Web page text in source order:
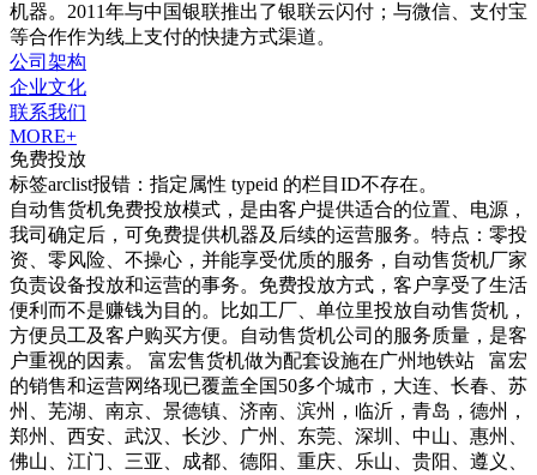
机器。2011年与中国银联推出了银联云闪付；与微信、支付宝
等合作作为线上支付的快捷方式渠道。
公司架构
企业文化
联系我们
MORE+
免费投放
标签arclist报错：指定属性 typeid 的栏目ID不存在。
自动售货机免费投放模式，是由客户提供适合的位置、电源，
我司确定后，可免费提供机器及后续的运营服务。特点：零投
资、零风险、不操心，并能享受优质的服务，自动售货机厂家
负责设备投放和运营的事务。免费投放方式，客户享受了生活
便利而不是赚钱为目的。比如工厂、单位里投放自动售货机，
方便员工及客户购买方便。自动售货机公司的服务质量，是客
户重视的因素。 富宏售货机做为配套设施在广州地铁站 富宏
的销售和运营网络现已覆盖全国50多个城市，大连、长春、苏
州、芜湖、南京、景德镇、济南、滨州，临沂，青岛，德州，
郑州、西安、武汉、长沙、广州、东莞、深圳、中山、惠州、
佛山、江门、三亚、成都、德阳、重庆、乐山、贵阳、遵义、